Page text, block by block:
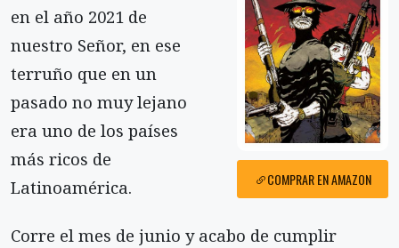
COMPRAR EN AMAZON
en el año 2021 de
nuestro Señor, en ese
terruño que en un
pasado no muy lejano
era uno de los países
más ricos de
Latinoamérica.
Corre el mes de junio y acabo de cumplir